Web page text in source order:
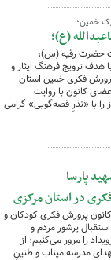
خمین؛
(ع)؛
حضرت رقیه (س)،
هدف ترویج فرهنگ ایثار و
فکری خمین استان
کانون با روایت
با «نذرِ قصه‌گویی» گرامی
پارسا
در استان مرکزی
کانون پرورش فکری کودکان و
پرشور مردم و
را مرور می‌کنیم؛ از
مدرسه میناب و طنینِ